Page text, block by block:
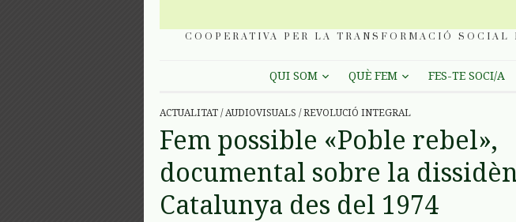
COOPERATIVA PER LA TRANSFORMACIÓ
QUI SOM QUÈ FEM FES-TE SOCI/A
ACTUALITAT / AUDIOVISUALS / REVOLUCIÓ INTEGRAL
Fem possible «Poble rebel»,
documental sobre la
Catalunya des del 1974